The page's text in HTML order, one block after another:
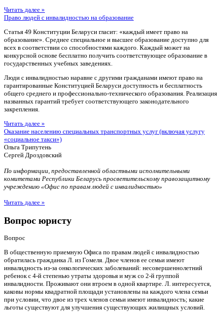
Читать далее »
Право людей с инвалидностью на образование
Статья 49 Конституции Беларуси гласит: «каждый имеет право на
образование». Среднее специальное и высшее образование доступно для
всех в соответствии со способностями каждого. Каждый может на
конкурсной основе бесплатно получить соответствующее образование в
государственных учебных заведениях.
Люди с инвалидностью наравне с другими гражданами имеют право на
гарантированные Конституцией Беларуси доступность и бесплатность
общего среднего и профессионально-технического образования. Реализация
названных гарантий требует соответствующего законодательного
закрепления.
Читать далее »
Оказание населению специальных транспортных услуг (включая услугу
«социальное такси»)
Ольга Трипутень
Сергей Дроздовский
По информации, предоставленной областными исполнительными
комитетами Республики Беларусь просветительскому правозащитному
учреждению «Офис по правам людей с инвалидностью»
Читать далее »
Вопрос юристу
Вопрос
В общественную приемную Офиса по правам людей с инвалидностью
обратилась гражданка Л. из Гомеля. Двое членов ее семьи имеют
инвалидность из-за онкологических заболеваний: несовершеннолетний
ребенок с 4-й степенью утраты здоровья и муж со 2-й группой
инвалидности. Проживают они втроем в одной квартире. Л. интересуется,
каковы нормы квадратной площади установлены на каждого члена семьи
при условии, что двое из трех членов семьи имеют инвалидность; какие
льготы существуют для улучшения существующих жилищных условий.